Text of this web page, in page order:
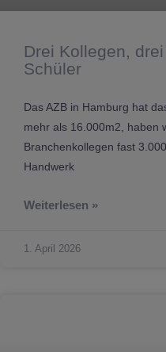
Drei Kollegen,
Schüler
Das AZB in Hamburg hat
mehr als 16.000m2, haben
Branchenkollegen fast
Handwerk
Weiterlesen »
1. April 2026